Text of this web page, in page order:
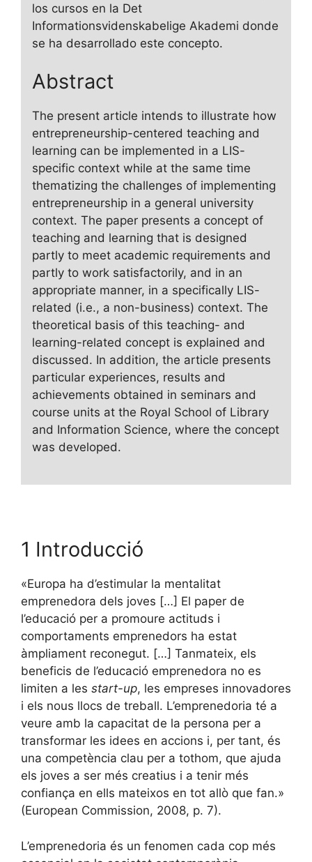
los cursos en la Det
Informationsvidenskabelige Akademi donde
se ha desarrollado este concepto.
Abstract
The present article intends to illustrate how
entrepreneurship-centered teaching and
learning can be implemented in a LIS-
specific context while at the same time
thematizing the challenges of implementing
entrepreneurship in a general university
context. The paper presents a concept of
teaching and learning that is designed
partly to meet academic requirements and
partly to work satisfactorily, and in an
appropriate manner, in a specifically LIS-
related (i.e., a non-business) context. The
theoretical basis of this teaching- and
learning-related concept is explained and
discussed. In addition, the article presents
particular experiences, results and
achievements obtained in seminars and
course units at the Royal School of Library
and Information Science, where the concept
was developed.
1 Introducció
«Europa ha d’estimular la mentalitat
emprenedora dels joves […] El paper de
l’educació per a promoure actituds i
comportaments emprenedors ha estat
àmpliament reconegut. […] Tanmateix, els
beneficis de l’educació emprenedora no es
limiten a les start-up, les empreses innovadores
i els nous llocs de treball. L’emprenedoria té a
veure amb la capacitat de la persona per a
transformar les idees en accions i, per tant, és
una competència clau per a tothom, que ajuda
els joves a ser més creatius i a tenir més
confiança en ells mateixos en tot allò que fan.»
(European Commission, 2008, p. 7).
L’emprenedoria és un fenomen cada cop més